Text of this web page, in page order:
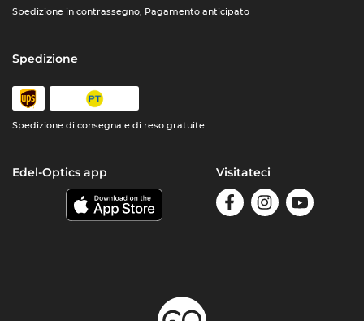
Spedizione in contrassegno, Pagamento anticipato
Spedizione
Spedizione di consegna e di reso gratuite
Edel-Optics app Visitateci